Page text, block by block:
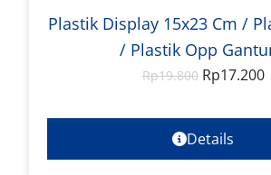
Plastik Display 15x23 Cm /
/ Plastik Opp
Rp19.800 Rp17.200
Details